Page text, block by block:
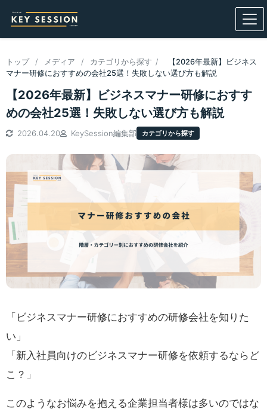
トップ / メディア / カテゴリから探す /
【2026年最新】ビジネス
マナー研修におすすめの会社25選！失敗しない選び方も解説
【2026年最新】ビジネスマナー研修におすす
めの会社25選！失敗しない選び方も解説
2026.04.20 KeySession編集部 カテゴリから探す
「ビジネスマナー研修におすすめの研修会社を知りた
い」
「新入社員向けのビジネスマナー研修を依頼するならど
こ？」
このようなお悩みを抱える企業担当者様は多いのではな